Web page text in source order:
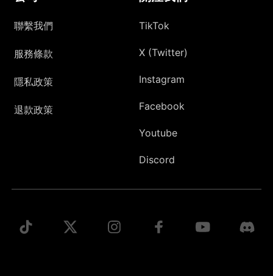
聯繫我們
服務條款
隱私政策
退款政策
TikTok
X (Twitter)
Instagram
Facebook
Youtube
Discord